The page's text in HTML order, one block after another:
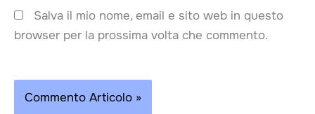
Salva il mio nome, email e sito web in questo
browser per la prossima volta che commento.